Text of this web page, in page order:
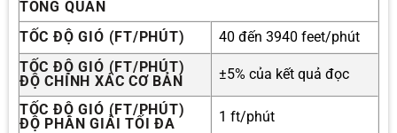
TỔNG QUAN
TỐC ĐỘ GIÓ (FT/PHÚT)
40 đến 3940 feet/phút
TỐC ĐỘ GIÓ (FT/PHÚT)
ĐỘ CHÍNH XÁC CƠ BẢN
±5% của kết quả đọc
TỐC ĐỘ GIÓ (FT/PHÚT)
ĐỘ PHÂN GIẢI TỐI ĐA
1 ft/phút